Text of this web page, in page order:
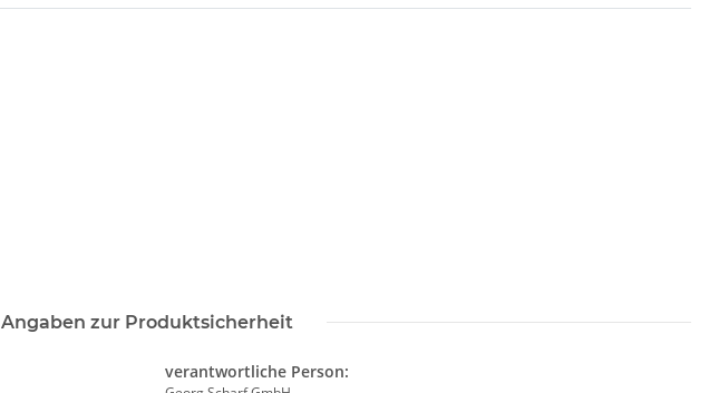
Angaben zur Produktsicherheit
verantwortliche Person: